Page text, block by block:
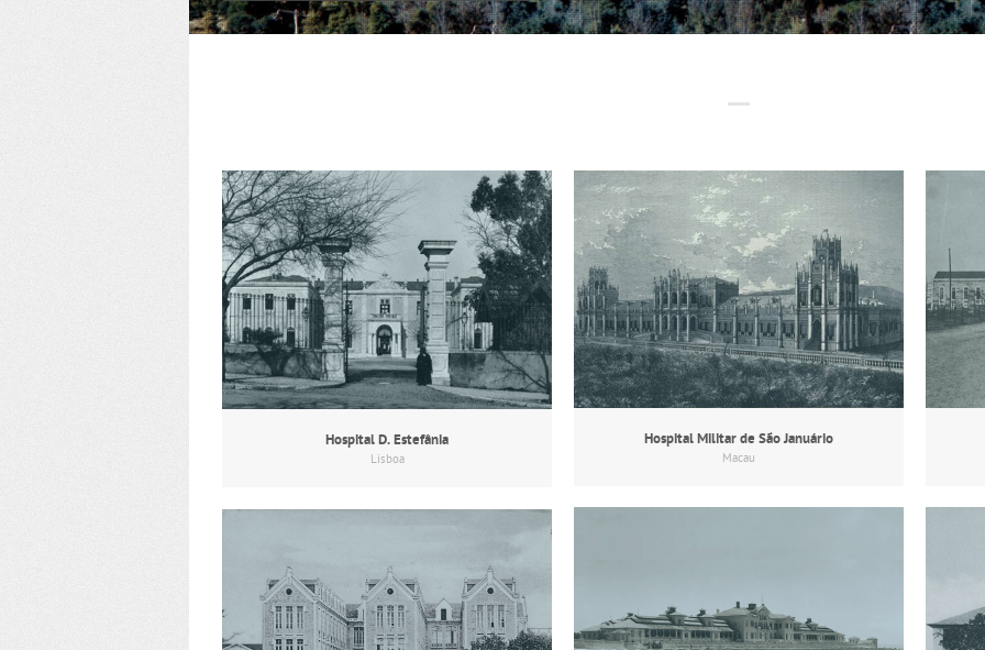
Hospital D. Estefânia
Lisboa
Hospital Militar de São Januário
Macau